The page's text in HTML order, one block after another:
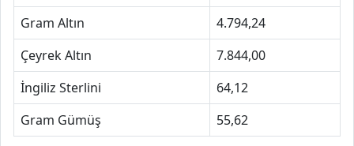
Gram Altın
4.794,24
Çeyrek Altın
7.844,00
İngiliz Sterlini
64,12
Gram Gümüş
55,62